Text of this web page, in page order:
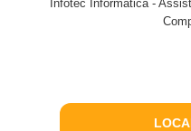
Infotec Informática -